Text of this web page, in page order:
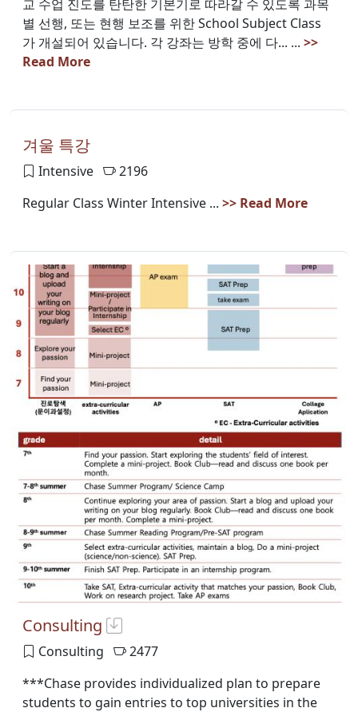
교 수업 진도를 탄탄한 기본기로 따라갈 수 있도록 과목
별 선행, 또는 현행 보조를 위한 School Subject Class
가 개설되어 있습니다. 각 강좌는 방학 중에 다... ... >>
Read More
겨울 특강
Intensive
2196
Regular Class Winter Intensive ... >> Read More
Consulting
Consulting
2477
***Chase provides individualized plan to prepare
students to gain entries to top universities in the